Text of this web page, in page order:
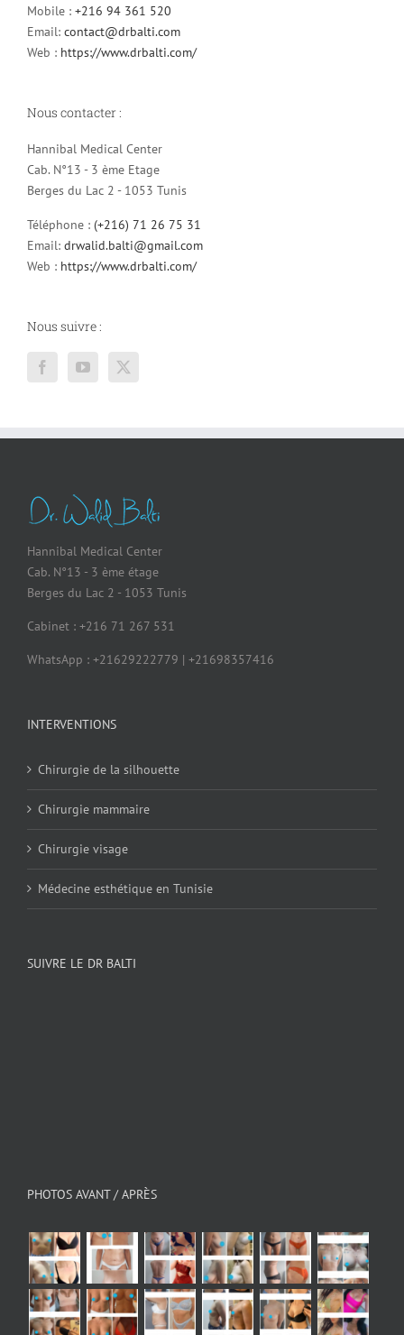
Mobile : +216 94 361 520
Email: contact@drbalti.com
Web : https://www.drbalti.com/
Nous contacter :
Hannibal Medical Center
Cab. N°13 - 3 ème Etage
Berges du Lac 2 - 1053 Tunis
Téléphone : (+216) 71 26 75 31
Email: drwalid.balti@gmail.com
Web : https://www.drbalti.com/
Nous suivre :
Hannibal Medical Center
Cab. N°13 - 3 ème étage
Berges du Lac 2 - 1053 Tunis
Cabinet : +216 71 267 531
WhatsApp : +21629222779 | +21698357416
INTERVENTIONS
Chirurgie de la silhouette
Chirurgie mammaire
Chirurgie visage
Médecine esthétique en Tunisie
SUIVRE LE DR BALTI
PHOTOS AVANT / APRÈS